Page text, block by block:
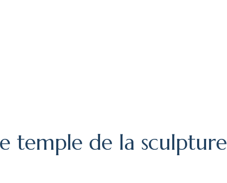
temple de la sculpture